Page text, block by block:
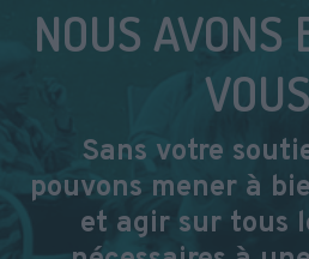
NOUS AVONS
Sans votre
pouvons mener à
et agir sur tous